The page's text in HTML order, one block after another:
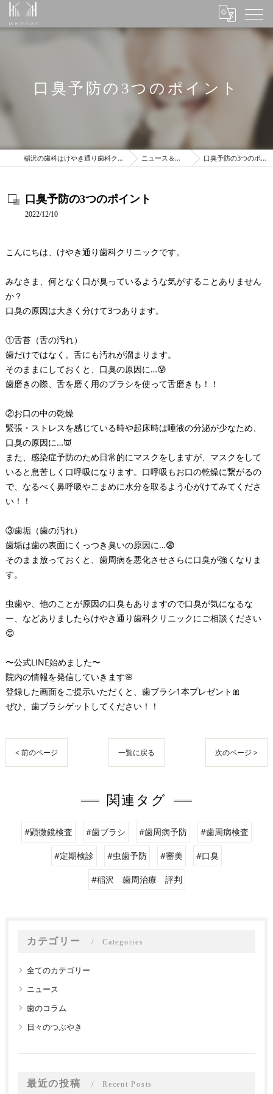
口臭予防の3つのポイント
稲沢の歯科はけやき通り歯科クリニック ニュース＆ブログ 口臭予防の3つのポイント
口臭予防の3つのポイント
2022/12/10
こんにちは、けやき通り歯科クリニックです。
みなさま、何となく口が臭っているような気がすることありません
か？
口臭の原因は大きく分けて3つあります。
①舌苔（舌の汚れ）
歯だけではなく。舌にも汚れが溜まります。
そのままにしておくと、口臭の原因に…😰
歯磨きの際、舌を磨く用のブラシを使って舌磨きも！！
②お口の中の乾燥
緊張・ストレスを感じている時や起床時は唾液の分泌が少なため、
口臭の原因に…👿
また、感染症予防のため日常的にマスクをしますが、マスクをして
いると息苦しく口呼吸になります。口呼吸もお口の乾燥に繋がるの
で、なるべく鼻呼吸やこまめに水分を取るよう心がけてみてくださ
い！！
③歯垢（歯の汚れ）
歯垢は歯の表面にくっつき臭いの原因に…😨
そのまま放っておくと、歯周病を悪化させさらに口臭が強くなりま
す。
虫歯や、他のことが原因の口臭もありますので口臭が気になるな
ー、などありましたらけやき通り歯科クリニックにご相談ください
😊
〜公式LINE始めました〜
院内の情報を発信していきます🌸
登録した画面をご提示いただくと、歯ブラシ1本プレゼント🎀
ぜひ、歯ブラシゲットしてください！！
< 前のページ 一覧に戻る 次のページ >
関連タグ
#顕微鏡検査 #歯ブラシ #歯周病予防 #歯周病検査
#定期検診 #虫歯予防 #審美 #口臭
#稲沢 歯周治療 評判
カテゴリー Categories
全てのカテゴリー
ニュース
歯のコラム
日々のつぶやき
最近の投稿 Recent Posts